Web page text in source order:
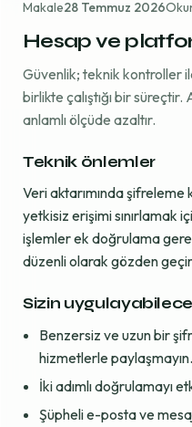
Makale28 Temmuz 2026
Hesap ve
Güvenlik; teknik kontroller ile
birlikte çalıştığı bir
anlamlı ölçüde azaltır.
Teknik önlemler
Veri aktarımında şifreleme
yetkisiz erişimi sınırlamak
işlemler ek doğrulama
düzenli olarak gözden
Sizin
Benzersiz ve uzun bir
hizmetlerle paylaşmayın.
İki adımlı doğrulamayı
Şüpheli e-posta ve